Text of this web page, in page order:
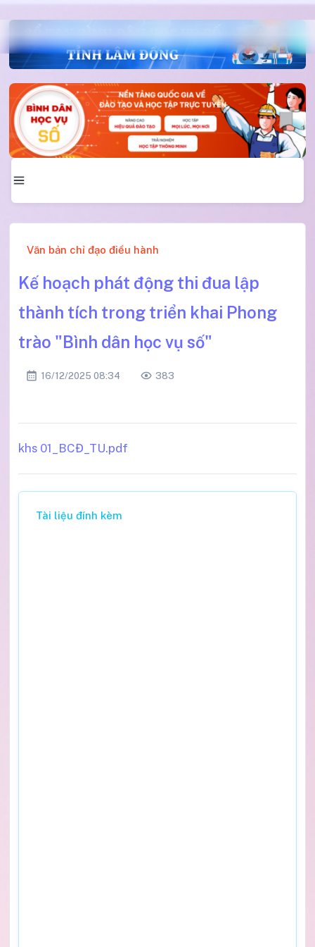
Văn bản chỉ đạo điều hành
Kế hoạch phát động thi đua lập
thành tích trong triển khai Phong
trào "Bình dân học vụ số"
16/12/2025 08:34 383
khs 01_BCĐ_TU.pdf
Tài liệu đính kèm